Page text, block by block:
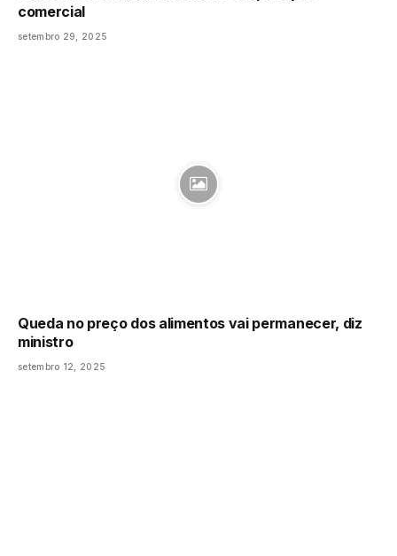
comercial
setembro 29, 2025
Queda no preço dos alimentos vai permanecer, diz
ministro
setembro 12, 2025